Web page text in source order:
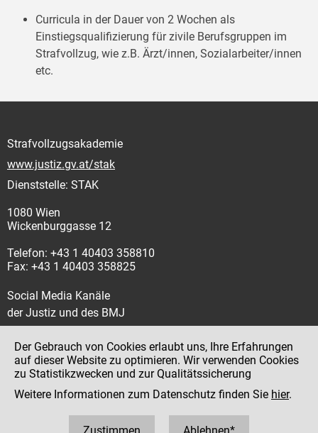
Curricula in der Dauer von 2 Wochen als
Einstiegsqualifizierung für zivile Berufsgruppen im
Strafvollzug, wie z.B. Ärzt/innen, Sozialarbeiter/innen
etc.
Strafvollzugsakademie
www.justiz.gv.at/stak
Dienststelle: STAK
1080 Wien
Wickenburggasse 12
Telefon: +43 1 40403 358810
Fax: +43 1 40403 358825
Social Media Kanäle
der Justiz und des BMJ
Impressum
Datenschutz
Der Gebrauch von Cookies erlaubt uns, Ihre Erfahrungen
auf dieser Website zu optimieren. Wir verwenden Cookies
zu Statistikzwecken und zur Qualitätssicherung
Weitere Informationen zum Datenschutz finden Sie hier.